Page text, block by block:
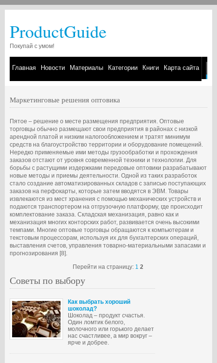
ProductGuide
Покупай с умом!
Главная Новости Материалы Категории Книги Карта сайта
Маркетинговые решения оптовика
Пятое – решение о месте размещения предприятия. Оптовые
торговцы обычно размещают свои предприятия в районах с низкой
арендной платой и низким налогообложением и тратят минимум
средств на благоустройство территории и оборудование помещений.
Нередко применяемые ими методы грузообработки и прохождения
заказов отстают от уровня современной техники и технологии. Для
борьбы с растущими издержками передовые оптовики разрабатывают
новые методы и приемы деятельности. Одной из таких разработок
стало создание автоматизированных складов с записью поступающих
заказов на перфокарты, которые затем вводятся в ЭВМ. Товары
извлекаются из мест хранения с помощью механических устройств и
подаются транспортером на отгрузочную платформу, где происходит
комплектование заказа. Складская механизация, равно как и
механизация многих конторских работ, развивается очень высокими
темпами. Многие оптовые торговцы обращаются к компьютерам и
текстовым процессорам, используя их для бухгалтерских операций,
выставления счетов, управления товарно-материальными запасами и
прогнозирования [8].
Перейти на страницу: 1 2
Советы по выбору
Как выбрать хороший
шоколад?
Шоколад – продукт счастья.
Один ломтик белого,
молочного или горького делает
нас счастливее, а мир вокруг –
ярче и добрее.